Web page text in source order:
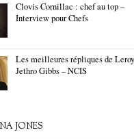
Clovis Cornillac : chef au top –
Interview pour Chefs
Les meilleures répliques de Leroy
Jethro Gibbs – NCIS
JONES